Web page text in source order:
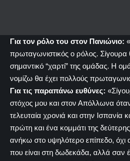
Για τον ρόλο του στον Πανιώνιο:
πρωταγωνιστικός ο ρόλος.
σημαντικό “χαρτί” της ομάδας. Η
νομίζω θα έχει πολλούς
Για τις παραπάνω ευθύνες:
στόχος μου και στον Απόλλωνα
τελευταία χρονιά και στην Ισπανία
πρώτη και ένα κομμάτι της
ανήκω στο υψηλότερο επίπεδο, όχι
που είναι στη δωδεκάδα, αλλά σαν